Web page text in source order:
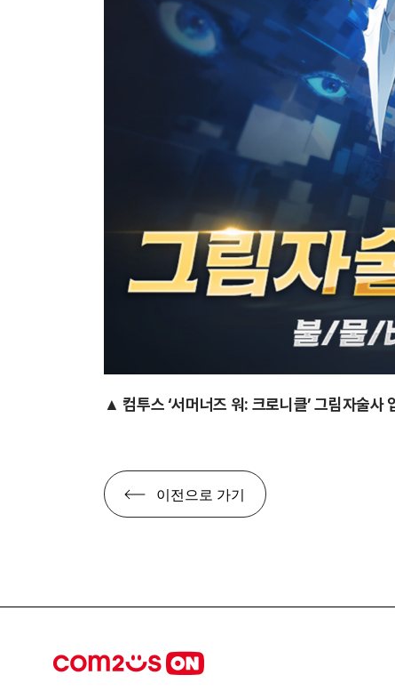
▲ 컴투스 ‘서머너즈 워: 크로니클’ 그림자술사
이전으로 가기